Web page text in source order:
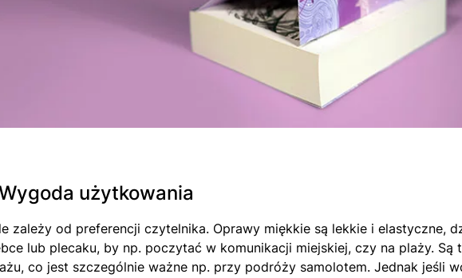
użytkowania
zależy od preferencji czytelnika. Oprawy miękkie są lekkie i elastyczne,
lub plecaku, by np. poczytać w komunikacji miejskiej, czy na plaży. Są
co jest szczególnie ważne np. przy podróży samolotem. Jednak jeśli